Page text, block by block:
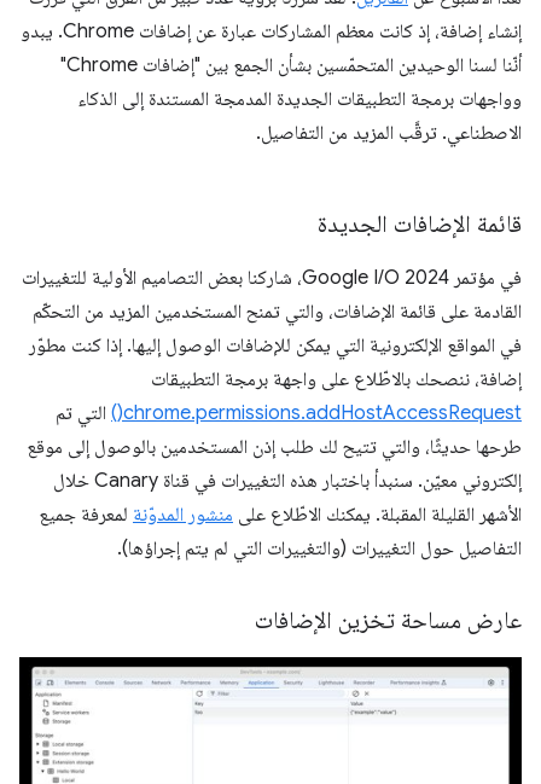
إنشاء إضافة، إذ كانت معظم المشاركات عبارة عن إضافات Chrome. يبدو
أنّنا لسنا الوحيدين المتحمّسين بشأن الجمع بين "إضافات Chrome"
وواجهات برمجة التطبيقات الجديدة المدمجة المستندة إلى الذكاء
الاصطناعي. ترقَّب المزيد من التفاصيل.
قائمة الإضافات الجديدة
في مؤتمر Google I/O 2024، شاركنا بعض التصاميم الأولية للتغييرات
القادمة على قائمة الإضافات، والتي تمنح المستخدمين المزيد من التحكّم
في المواقع الإلكترونية التي يمكن للإضافات الوصول إليها. إذا كنت مطوّر
إضافة، ننصحك بالاطّلاع على واجهة برمجة التطبيقات
chrome.permissions.addHostAccessRequest()
التي تم
طرحها حديثًا، والتي تتيح لك طلب إذن المستخدمين بالوصول إلى موقع
إلكتروني معيّن. سنبدأ باختبار هذه التغييرات في قناة Canary خلال
الأشهر القليلة المقبلة. يمكنك الاطّلاع على منشور المدوّنة لمعرفة جميع
التفاصيل حول التغييرات (والتغييرات التي لم يتم إجراؤها).
عارض مساحة تخزين الإضافات